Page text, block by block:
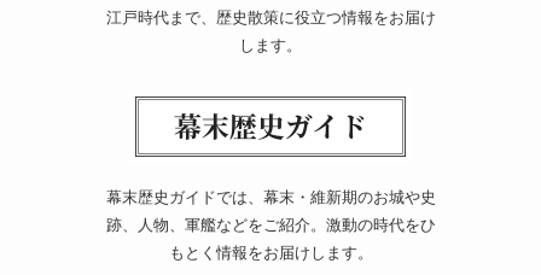
江戸時代まで、歴史散策に役立つ情報をお届け
します。
幕末歴史ガイドでは、幕末・維新期のお城や史
跡、人物、軍艦などをご紹介。激動の時代をひ
もとく情報をお届けします。